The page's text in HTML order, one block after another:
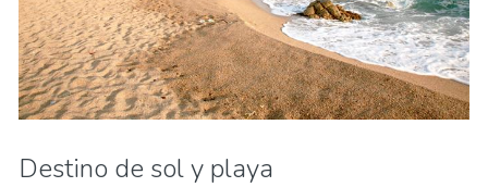
Destino de sol y playa